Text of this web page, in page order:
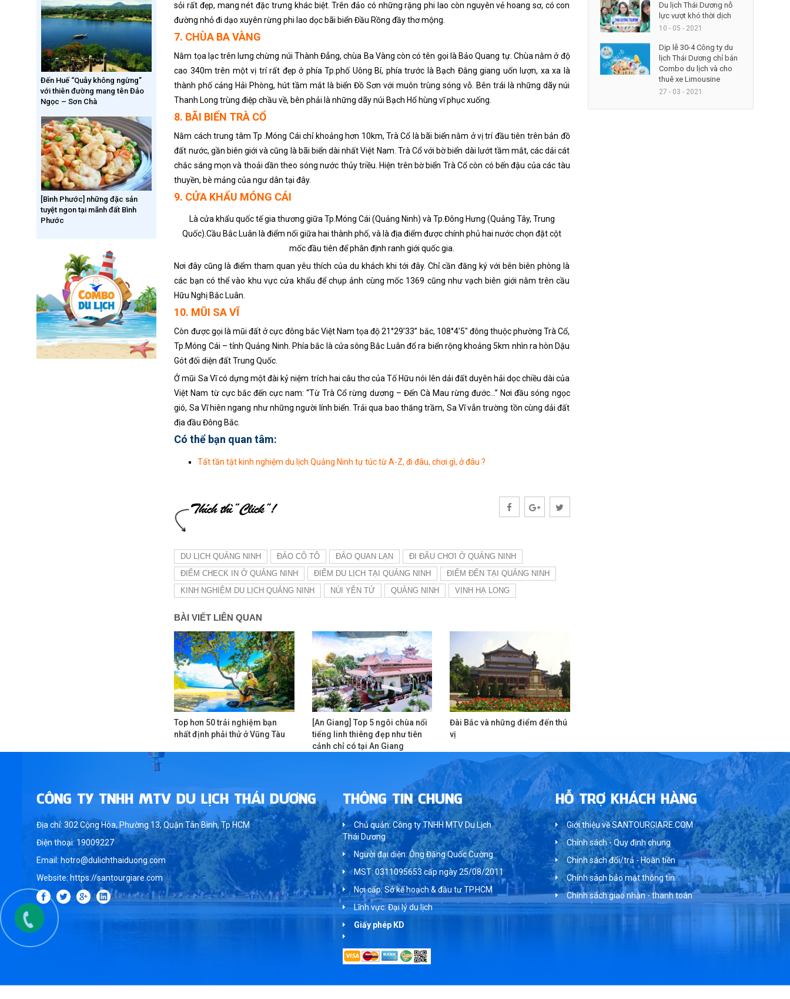
Đến Huế “Quẫy không ngừng”
với thiên đường mang tên Đảo
Ngọc – Sơn Chà
[Bình Phước] những đặc sản
tuyệt ngon tại mãnh đất Bình
Phước
sỏi rất đẹp, mang nét đặc trưng khác biệt. Trên đảo có những rặng phi lao còn nguyên vẻ hoang sơ, có con
đường nhỏ đi dạo xuyên rừng phi lao dọc bãi biển Đầu Rồng đầy thơ mộng.
7. CHÙA BA VÀNG
Nằm tọa lạc trên lưng chừng núi Thành Đẳng, chùa Ba Vàng còn có tên gọi là Bảo Quang tự. Chùa nằm ở độ
cao 340m trên một vị trí rất đẹp ở phía Tp.phố Uông Bí, phía trước là Bạch Đằng giang uốn lượn, xa xa là
thành phố cảng Hải Phòng, hút tầm mắt là biển Đồ Sơn với muôn trùng sóng vỗ. Bên trái là những dãy núi
Thanh Long trùng điệp chầu về, bên phải là những dãy núi Bạch Hổ hùng vĩ phục xuống.
8. BÃI BIỂN TRÀ CỔ
Nằm cách trung tâm Tp .Móng Cái chỉ khoảng hơn 10km, Trà Cổ là bãi biển nằm ở vị trí đầu tiên trên bản đồ
đất nước, gần biên giới và cũng là bãi biển dài nhất Việt Nam. Trà Cổ với bờ biển dài lướt tầm mắt, các dải cát
chắc sáng mọn và thoải dần theo sóng nước thủy triều. Hiện trên bờ biển Trà Cổ còn có bến đậu của các tàu
thuyền, bè mảng của ngư dân tại đây.
9. CỬA KHẨU MÓNG CÁI
Là cửa khẩu quốc tế gia thương giữa Tp.Móng Cái (Quảng Ninh) và Tp.Đông Hưng (Quảng Tây, Trung
Quốc).Cầu Bắc Luân là điểm nối giữa hai thành phố, và là địa điểm được chính phủ hai nước chọn đặt cột
mốc đầu tiên để phân định ranh giới quốc gia.
Nơi đây cũng là điểm tham quan yêu thích của du khách khi tới đây. Chỉ cần đăng ký với bên biên phòng là
các bạn có thể vào khu vực cửa khẩu để chụp ảnh cùng mốc 1369 cũng như vạch biên giới nằm trên cầu
Hữu Nghị Bắc Luân.
10. MŨI SA VĨ
Còn được gọi là mũi đất ở cực đông bắc Việt Nam tọa độ 21°29’33” bắc, 108°4’5″ đông thuộc phường Trà Cổ,
Tp.Móng Cái – tỉnh Quảng Ninh. Phía bắc là cửa sông Bắc Luân đổ ra biển rộng khoảng 5km nhìn ra hòn Dậu
Gót đối diện đất Trung Quốc.
Ở mũi Sa Vĩ có dựng một đài kỷ niệm trích hai câu thơ của Tố Hữu nói lên dải đất duyên hải dọc chiều dài của
Việt Nam từ cực bắc đến cực nam: “Từ Trà Cổ rừng dương – Đến Cà Mau rừng đước…” Nơi đầu sóng ngọc
gió, Sa Vĩ hiên ngang như những người lính biển. Trải qua bao thăng trầm, Sa Vĩ vẫn trường tồn cùng dải đất
địa đầu Đông Bắc.
Có thể bạn quan tâm:
Tất tần tật kinh nghiệm du lịch Quảng Ninh tự túc từ A-Z, đi đâu, chơi gì, ở đâu ?
DU LỊCH QUẢNG NINH ĐẢO CÔ TÔ ĐẢO QUAN LẠN
ĐI ĐÂU CHƠI Ở QUẢNG NINH
ĐIỂM CHECK IN Ở QUẢNG NINH
ĐIỂM DU LỊCH TẠI QUẢNG NINH
ĐIỂM ĐẾN TẠI QUẢNG NINH
KINH NGHIỆM DU LỊCH QUẢNG NINH
NÚI YÊN TỬ QUẢNG NINH VỊNH HẠ LONG
BÀI VIẾT LIÊN QUAN
Top hơn 50 trải nghiệm bạn
nhất định phải thử ở Vũng Tàu
[An Giang] Top 5 ngôi chùa nổi
tiếng linh thiêng đẹp như tiên
cảnh chỉ có tại An Giang
Đài Bắc và những điểm đến thú
vị
Du lịch Thái Dương nỗ
lực vượt khó thời dịch
10 - 05 - 2021
Dịp lễ 30-4 Công ty du
lịch Thái Dương chỉ bán
Combo du lịch và cho
thuê xe Limousine
27 - 03 - 2021
CÔNG TY TNHH MTV DU LỊCH THÁI DƯƠNG
Địa chỉ: 302 Cộng Hòa, Phường 13, Quận Tân Bình, Tp HCM
Điện thoại: 19009227
Email: hotro@dulichthaiduong.com
Website: https://santourgiare.com
THÔNG TIN CHUNG
Chủ quản: Công ty TNHH MTV Du Lịch
Thái Dương
Người đại diện: Ông Đặng Quốc Cường
MST: 0311095653 cấp ngày 25/08/2011
Nơi cấp: Sở kế hoạch & đầu tư TP.HCM
Lĩnh vực: Đại lý du lịch
Giấy phép KD
HỖ TRỢ KHÁCH HÀNG
Giới thiệu về SANTOURGIARE.COM
Chính sách - Quy định chung
Chính sách đổi/trả - Hoàn tiền
Chính sách bảo mật thông tin
Chính sách giao nhận - thanh toán